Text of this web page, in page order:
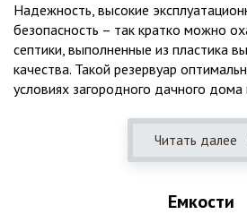
Надежность, высокие
безопасность – так кратко можно
септики, выполненные из пластика
качества. Такой резервуар
условиях загородного дачного
механическая и биологическая
Главная причина популярности
Читать далее
Емкости